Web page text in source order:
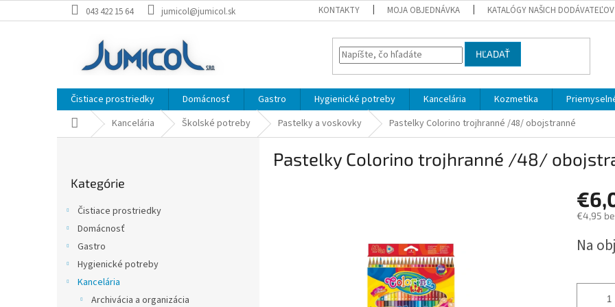
na
043 422 15 64 jumicol@jumicol.sk KONTAKTY MOJA OBJEDNÁVKA KATALÓGY NAŠICH DODÁVATEĽOV
HĽADAŤ
Čistiace prostriedky Domácnosť Gastro Hygienické potreby Kancelária Kozmetika
DomovKancelária Školské potreby Pastelky a voskovky Pastelky Colorino trojhranné /48/ obojstranné
kategórie
Kategórie
Čistiace prostriedky
Domácnosť
Gastro
Hygienické potreby
Kancelária
Archivácia a organizácia
Pastelky Colorino trojhranné /48/
€4,95
cena:
Na